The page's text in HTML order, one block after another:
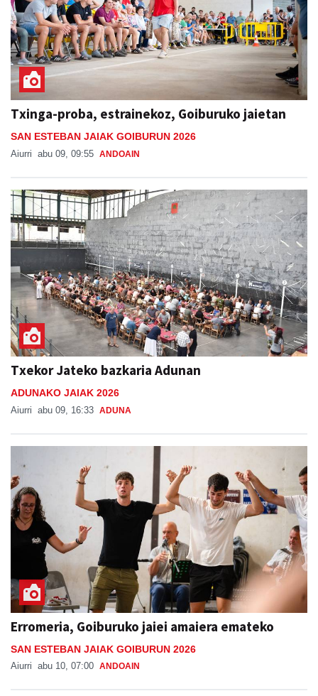
Txinga-proba, estrainekoz, Goiburuko jaietan
SAN ESTEBAN JAIAK GOIBURUN 2026
Aiurri abu 09, 09:55 ANDOAIN
Txekor Jateko bazkaria Adunan
ADUNAKO JAIAK 2026
Aiurri abu 09, 16:33 ADUNA
Erromeria, Goiburuko jaiei amaiera emateko
SAN ESTEBAN JAIAK GOIBURUN 2026
Aiurri abu 10, 07:00 ANDOAIN